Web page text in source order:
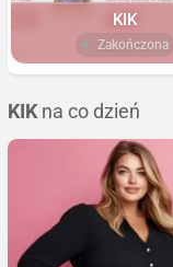
KIK
Zakończona
KIKna co dzień